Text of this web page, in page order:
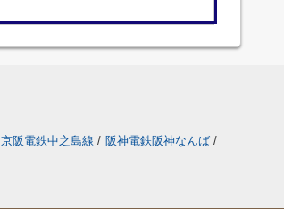
京阪電鉄中之島線 / 阪神電鉄阪神なんば /